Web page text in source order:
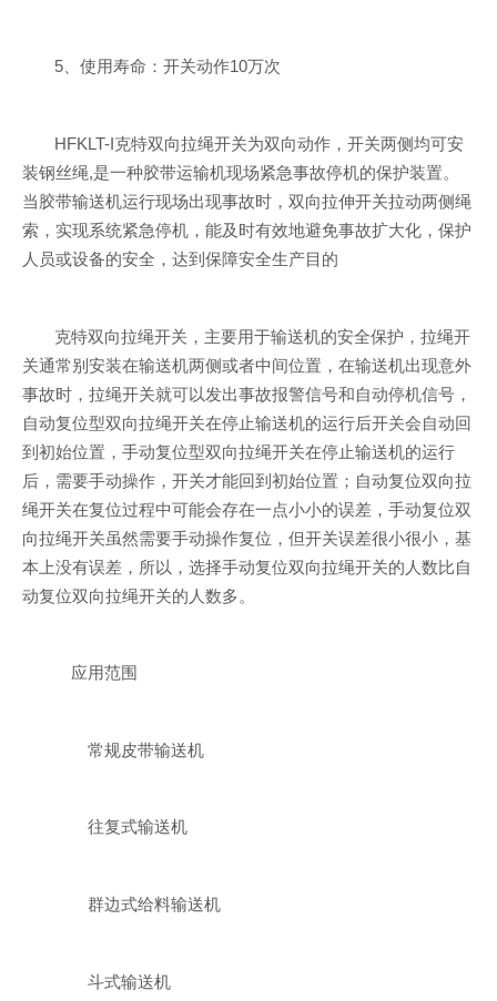
5、使用寿命：开关动作10万次
HFKLT-I克特双向拉绳开关为双向动作，开关两侧均可安
装钢丝绳,是一种胶带运输机现场紧急事故停机的保护装置。
当胶带输送机运行现场出现事故时，双向拉伸开关拉动两侧绳
索，实现系统紧急停机，能及时有效地避免事故扩大化，保护
人员或设备的安全，达到保障安全生产目的
克特双向拉绳开关，主要用于输送机的安全保护，拉绳开
关通常别安装在输送机两侧或者中间位置，在输送机出现意外
事故时，拉绳开关就可以发出事故报警信号和自动停机信号，
自动复位型双向拉绳开关在停止输送机的运行后开关会自动回
到初始位置，手动复位型双向拉绳开关在停止输送机的运行
后，需要手动操作，开关才能回到初始位置；自动复位双向拉
绳开关在复位过程中可能会存在一点小小的误差，手动复位双
向拉绳开关虽然需要手动操作复位，但开关误差很小很小，基
本上没有误差，所以，选择手动复位双向拉绳开关的人数比自
动复位双向拉绳开关的人数多。
应用范围
常规皮带输送机
往复式输送机
群边式给料输送机
斗式输送机